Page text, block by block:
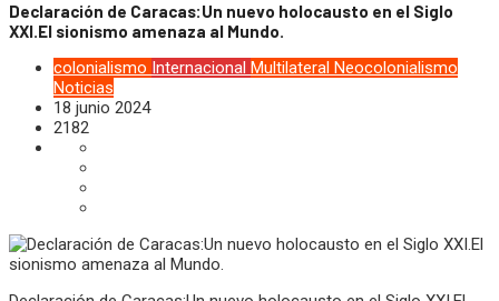
Declaración de Caracas:Un nuevo holocausto en el Siglo
XXI.El sionismo amenaza al Mundo.
colonialismo Internacional Multilateral Neocolonialismo
Noticias
18 junio 2024
2182